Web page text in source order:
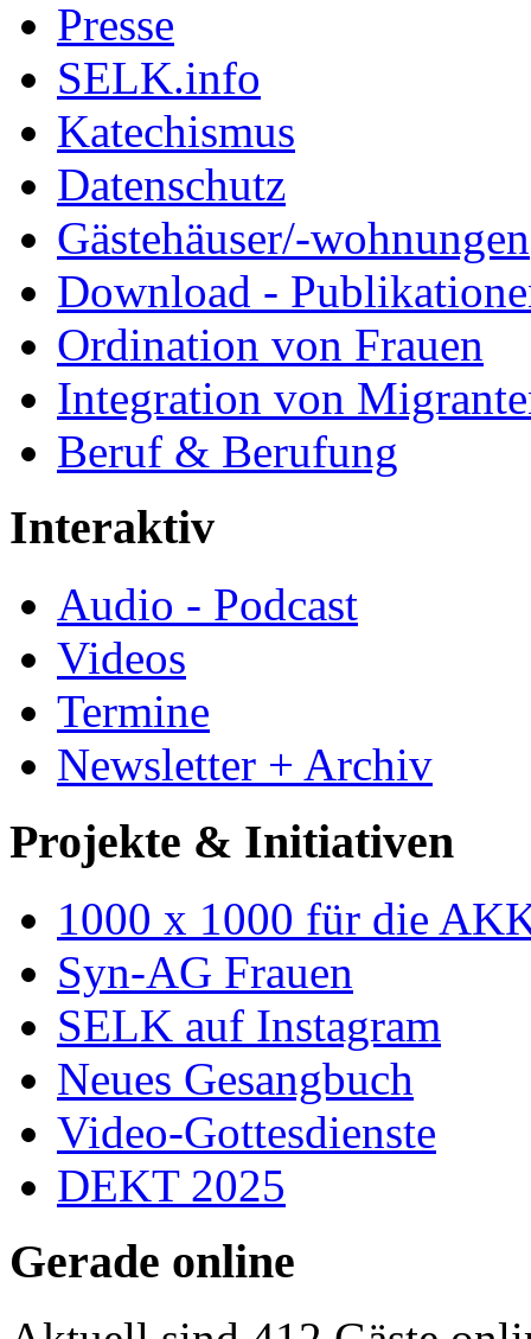
Presse
SELK.info
Katechismus
Datenschutz
Gästehäuser/-wohnungen
Download -
Ordination von Frauen
Integration von
Beruf & Berufung
Interaktiv
Audio - Podcast
Videos
Termine
Newsletter + Archiv
Projekte & Initiativen
1000 x 1000 für die
Syn-AG Frauen
SELK auf Instagram
Neues Gesangbuch
Video-Gottesdienste
DEKT 2025
Gerade online